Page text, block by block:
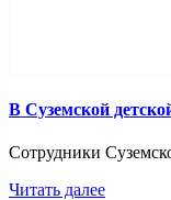
В Суземской
Сотрудники
Читать далее